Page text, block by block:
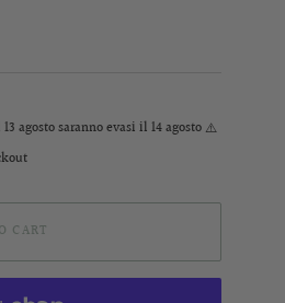
agostosaranno evasi il 14 agosto ⚠️
CART